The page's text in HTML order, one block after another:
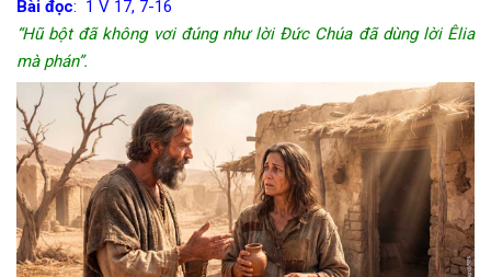
Bài đọc: 1 V 17, 7-16
“Hũ bột đã không vơi đúng như lời Đức Chúa đã dùng lời Êlia
mà phán”.